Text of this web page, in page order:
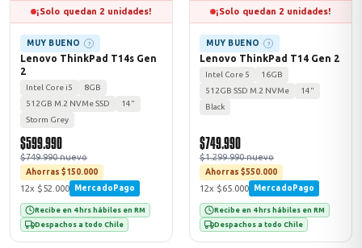
¡Solo quedan 2 unidades!
MUY BUENO ?
Lenovo ThinkPad T14s Gen
2
Intel Core i5
8GB
512GB M.2 NVMe SSD
14"
Storm Grey
$599.990
$749.990 nuevo
Ahorras $150.000
12x $52.000 MercadoPago
Recibe en 4 hrs hábiles en RM
Despachos a todo Chile
¡Solo quedan 2 unidades!
MUY BUENO ?
Lenovo ThinkPad T14 Gen 2
Intel Core 5
16GB
512GB SSD M.2 NVMe
14"
Black
$749.990
$1.299.990 nuevo
Ahorras $550.000
12x $65.000 MercadoPago
Recibe en 4 hrs hábiles en RM
Despachos a todo Chile